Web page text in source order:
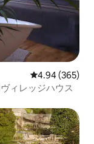
レビュー365
4.94 (365)
ィレッジハウス